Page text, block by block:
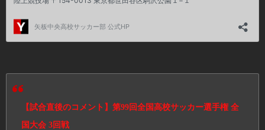
【試合直後のコメント】第99回全国高校サッカー選手権 全
国大会 3回戦